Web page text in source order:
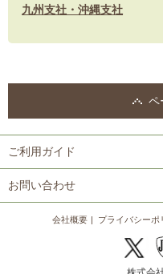
九州支社・沖縄支社
ペ
ご利用ガイド
お問い合わせ
会社概要 プライバシーポ